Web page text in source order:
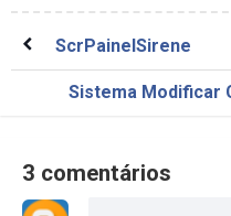
ScrPainelSirene
Sistema Modificar
3 comentários